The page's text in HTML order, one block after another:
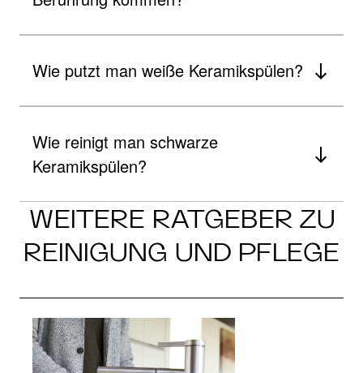
Wie putzt man weiße Keramikspülen?
Wie reinigt man schwarze
Keramikspülen?
WEITERE RATGEBER ZU
REINIGUNG UND PFLEGE